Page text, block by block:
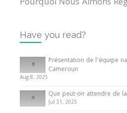
Internationales
Tout ce que vous devez
d’Afrique des Nations
10 May 2024
Internationales
Have you read?
Présentation de l’équipe
Cameroun
Aug 8, 2025
Que peut-on attendre de
Jul 31, 2025